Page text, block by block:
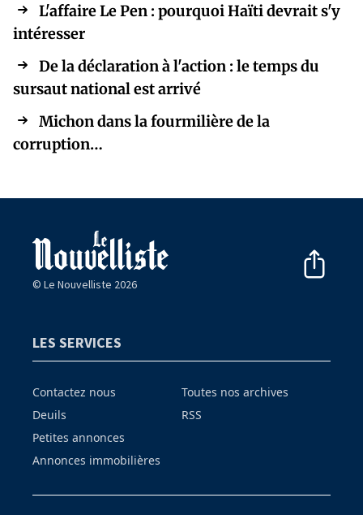
L'affaire Le Pen : pourquoi Haïti devrait s'y
intéresser
De la déclaration à l'action : le temps du
sursaut national est arrivé
Michon dans la fourmilière de la
corruption…
© Le Nouvelliste 2026
LES SERVICES
Contactez nous
Deuils
Petites annonces
Annonces immobilières
Toutes nos archives
RSS